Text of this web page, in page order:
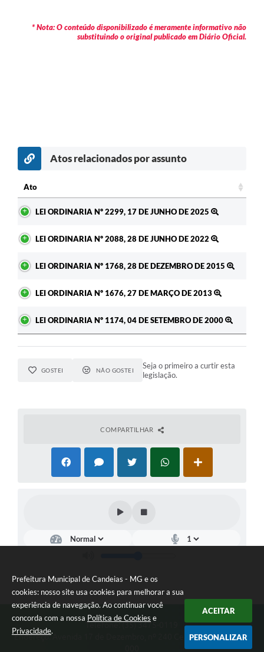
Prefeitura Municipal de Candeias - MG e os
cookies: nosso site usa cookies para melhorar a sua
experiência de navegação. Ao continuar você
concorda com a nossa Política de Cookies e
Privacidade.
ACEITAR
PERSONALIZAR
* Nota: O conteúdo disponibilizado é meramente informativo não
substituindo o original publicado em Diário Oficial.
Atos relacionados por assunto
Ato
LEI ORDINARIA Nº 2299, 17 DE JUNHO DE 2025
LEI ORDINARIA Nº 2088, 28 DE JUNHO DE 2022
LEI ORDINARIA Nº 1768, 28 DE DEZEMBRO DE 2015
LEI ORDINARIA Nº 1676, 27 DE MARÇO DE 2013
LEI ORDINARIA Nº 1174, 04 DE SETEMBRO DE 2000
GOSTEI NÃO GOSTEI
Seja o primeiro a curtir esta
legislação.
COMPARTILHAR
Telefone: (35) 3475-0119
Endereço: Avenida 17 de Dezembro, nº 240 Centro | CEP: 37280-